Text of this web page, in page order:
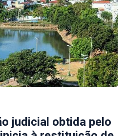
judicial obtida pelo